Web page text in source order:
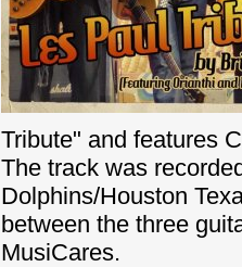
Tribute" and features
The track was
Dolphins/Houston
between the three
MusiCares.